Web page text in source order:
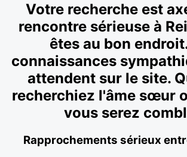
Votre recherche est
rencontre sérieuse à
êtes au bon
connaissances
attendent sur le site.
recherchiez l'âme sœur
vous serez
Rapprochements sérieux